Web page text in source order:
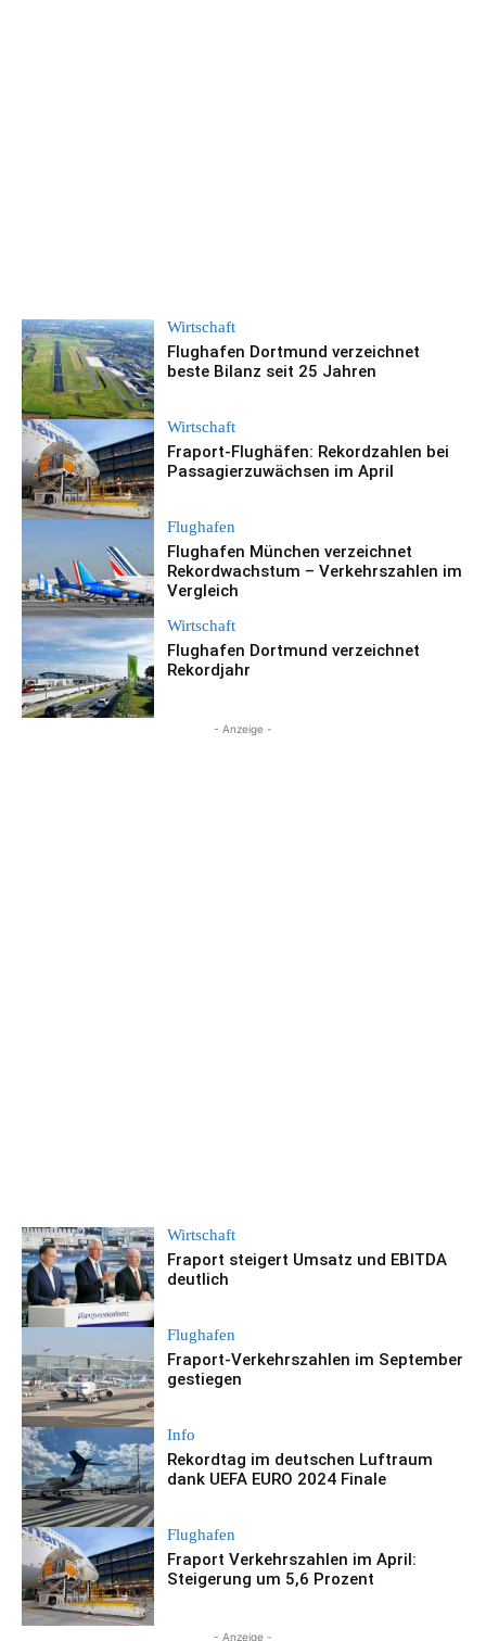
Wirtschaft
Flughafen Dortmund verzeichnet
beste Bilanz seit 25 Jahren
Wirtschaft
Fraport-Flughäfen: Rekordzahlen bei
Passagierzuwächsen im April
Flughafen
Flughafen München verzeichnet
Rekordwachstum – Verkehrszahlen im
Vergleich
Wirtschaft
Flughafen Dortmund verzeichnet
Rekordjahr
- Anzeige -
Wirtschaft
Fraport steigert Umsatz und EBITDA
deutlich
Flughafen
Fraport-Verkehrszahlen im September
gestiegen
Info
Rekordtag im deutschen Luftraum
dank UEFA EURO 2024 Finale
Flughafen
Fraport Verkehrszahlen im April:
Steigerung um 5,6 Prozent
- Anzeige -